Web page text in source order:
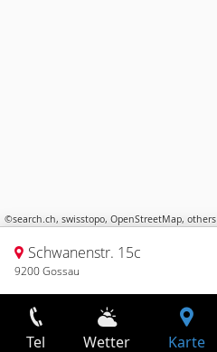
©search.ch, swisstopo, OpenStreetMap, others
Schwanenstr. 15c
9200 Gossau
Tel Wetter Karte